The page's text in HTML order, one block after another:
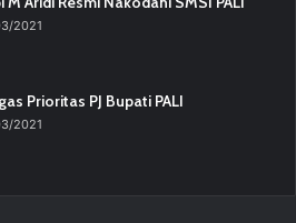
2021
Prioritas PJ Bupati PALI
2021